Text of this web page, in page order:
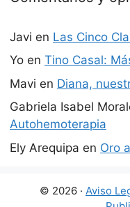
Javi en Las Cinco
Yo en Tino Casal:
Mavi en Diana,
Gabriela Isabel
Autohemoterapia
Ely Arequipa en Oro
© 2026 · Aviso